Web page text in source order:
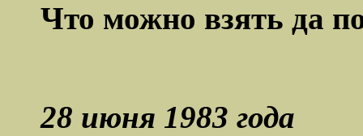
Что можно взять да
28 июня 1983 года